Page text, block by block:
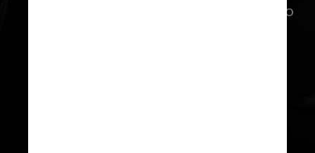
A Semana de Moda de Paris teve início